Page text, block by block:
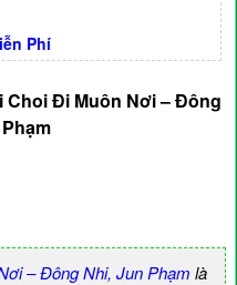
Phí
Choi Đi Muôn Nơi – Đông
– Đông Nhi, Jun Phạm là